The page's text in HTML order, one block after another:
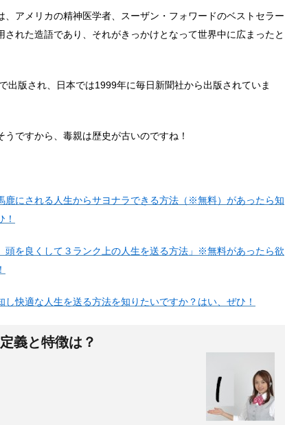
、アメリカの精神医学者、スーザン・フォワードのベストセラー
された造語であり、それがきっかけとなって世界中に広まったと
出版され、日本では1999年に毎日新聞社から出版されていま
うですから、毒親は歴史が古いのですね！
鹿にされる人生からサヨナラできる方法（※無料）があったら知
！
頭を良くして３ランク上の人生を送る方法」※無料があったら欲
し快適な人生を送る方法を知りたいですか？はい、ぜひ！
義と特徴は？